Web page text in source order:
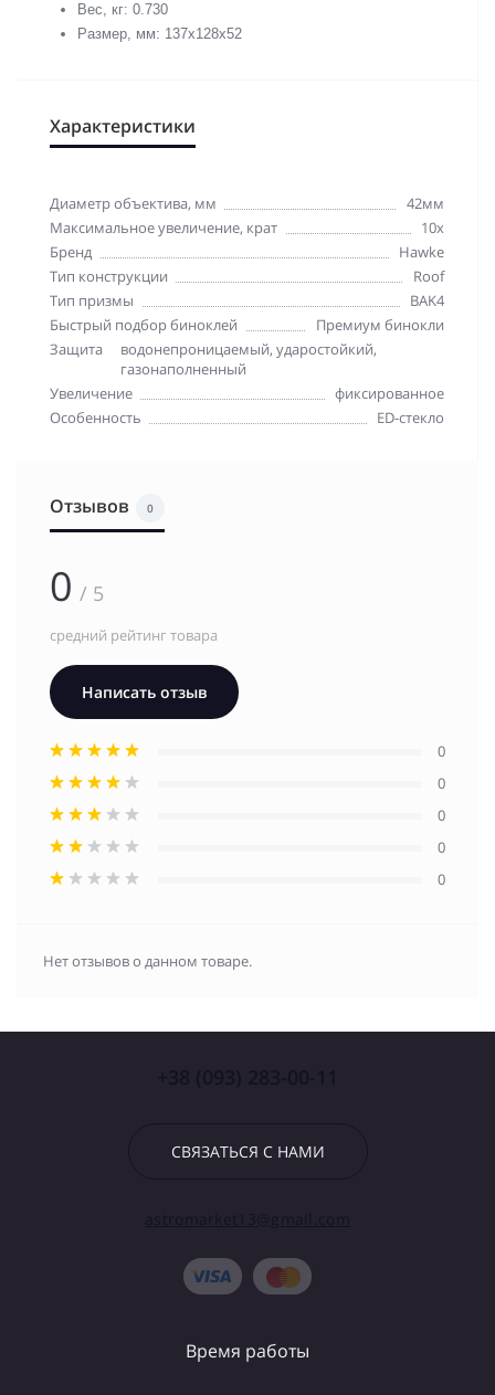
Вес, кг: 0.730
Размер, мм: 137x128x52
Характеристики
Диаметр объектива, мм
42мм
Максимальное увеличение, крат
10x
Бренд
Hawke
Тип конструкции
Roof
Тип призмы
BAK4
Быстрый подбор биноклей
Премиум бинокли
Защита
водонепроницаемый, ударостойкий,
газонаполненный
Увеличение
фиксированное
Особенность
ED-стекло
Отзывов 0
0 / 5
средний рейтинг товара
Написать отзыв
0
0
0
0
0
Нет отзывов о данном товаре.
СВЯЗАТЬСЯ С НАМИ
Время работы